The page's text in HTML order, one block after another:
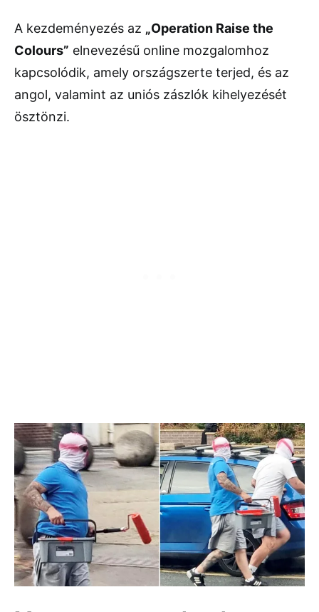
A kezdeményezés az „Operation Raise the
Colours” elnevezésű online mozgalomhoz
kapcsolódik, amely országszerte terjed, és az
angol, valamint az uniós zászlók kihelyezését
ösztönzi.